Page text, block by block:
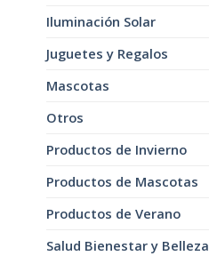
Iluminación Solar
Juguetes y Regalos
Mascotas
Otros
Productos de Invierno
Productos de Mascotas
Productos de Verano
Salud Bienestar y Belleza